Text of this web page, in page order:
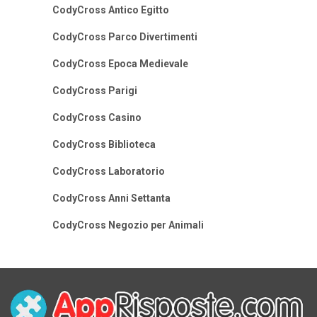
CodyCross Antico Egitto
CodyCross Parco Divertimenti
CodyCross Epoca Medievale
CodyCross Parigi
CodyCross Casino
CodyCross Biblioteca
CodyCross Laboratorio
CodyCross Anni Settanta
CodyCross Negozio per Animali